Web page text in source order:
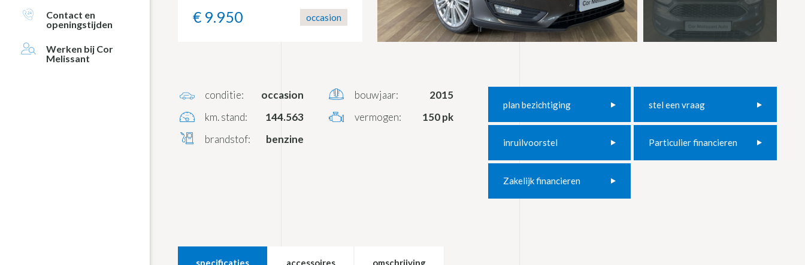
Contact en
openingstijden
Werken bij Cor
Melissant
€ 9.950 occasion
conditie:
occasion
km. stand:
144.563
brandstof:
benzine
bouwjaar:
2015
vermogen:
150 pk
plan bezichtiging stel een vraag
inruilvoorstel Particulier financieren
Zakelijk financieren
specificaties accessoires omschrijving